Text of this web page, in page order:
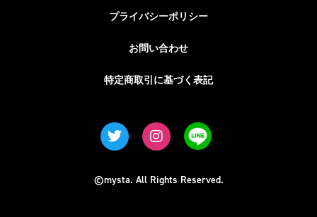
プライバシーポリシー
お問い合わせ
特定商取引に基づく表記
©mysta. All Rights Reserved.